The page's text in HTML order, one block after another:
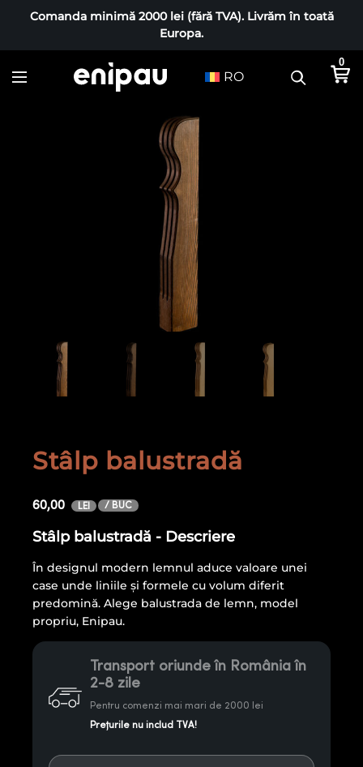
Comanda minimă 2000 lei (fără TVA). Livrăm în toată
Europa.
RO
0
Stâlp balustradă
60,00 LEI / BUC
Stâlp balustradă - Descriere
În designul modern lemnul aduce valoare unei
case unde liniile și formele cu volum diferit
predomină. Alege balustrada de lemn, model
propriu, Enipau.
Transport oriunde în România în
2-8 zile
Pentru comenzi mai mari de 2000 lei
Prețurile nu includ TVA!